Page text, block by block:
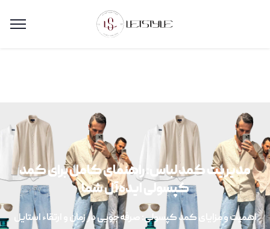
مدیریت کمد لباس: راهنمای کامل برای کمد
کپسولی ایده‌آل شما
اهمیت و مزایای کمد کپسولی: صرفه‌جویی در زمان و ارتقاء استایل